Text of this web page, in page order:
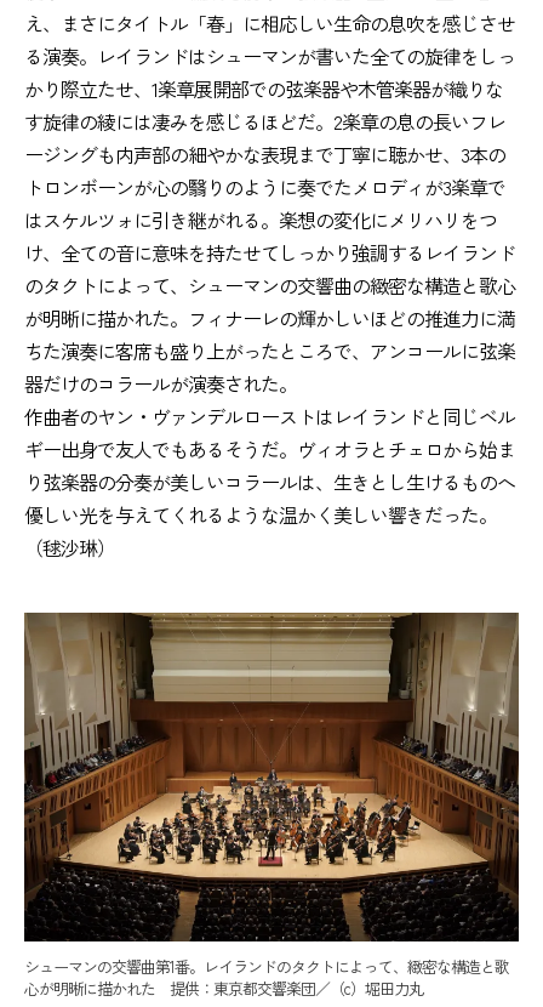
え、まさにタイトル「春」に相応しい生命の息吹を感じさせ
る演奏。レイランドはシューマンが書いた全ての旋律をしっ
かり際立たせ、1楽章展開部での弦楽器や木管楽器が織りな
す旋律の綾には凄みを感じるほどだ。2楽章の息の長いフレ
ージングも内声部の細やかな表現まで丁寧に聴かせ、3本の
トロンボーンが心の翳りのように奏でたメロディが3楽章で
はスケルツォに引き継がれる。楽想の変化にメリハリをつ
け、全ての音に意味を持たせてしっかり強調するレイランド
のタクトによって、シューマンの交響曲の緻密な構造と歌心
が明晰に描かれた。フィナーレの輝かしいほどの推進力に満
ちた演奏に客席も盛り上がったところで、アンコールに弦楽
器だけのコラールが演奏された。
作曲者のヤン・ヴァンデルローストはレイランドと同じベル
ギー出身で友人でもあるそうだ。ヴィオラとチェロから始ま
り弦楽器の分奏が美しいコラールは、生きとし生けるものへ
優しい光を与えてくれるような温かく美しい響きだった。
（毬沙琳）
シューマンの交響曲第1番。レイランドのタクトによって、緻密な構造と歌
心が明晰に描かれた 提供：東京都交響楽団／（c）堀田力丸